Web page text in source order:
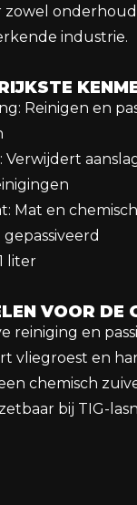
zowel
industrie.
Reinigen en
Verwijdert
Mat en
liter
VOOR DE
reiniging en
vliegroest en
chemisch
bij TIG-